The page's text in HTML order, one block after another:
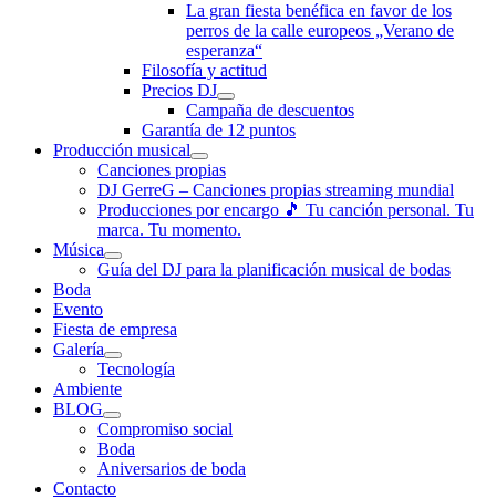
La gran fiesta benéfica en favor de los
perros de la calle europeos „Verano de
esperanza“
Filosofía y actitud
Precios DJ
Campaña de descuentos
Garantía de 12 puntos
Producción musical
Canciones propias
DJ GerreG – Canciones propias streaming mundial
Producciones por encargo 🎵 Tu canción personal. Tu
marca. Tu momento.
Música
Guía del DJ para la planificación musical de bodas
Boda
Evento
Fiesta de empresa
Galería
Tecnología
Ambiente
BLOG
Compromiso social
Boda
Aniversarios de boda
Contacto